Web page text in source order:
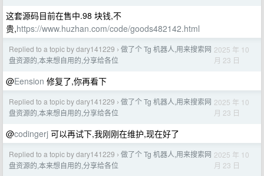
这套源码目前在售中.98 块钱,不
贵,https://www.huzhan.com/code/goods482142.html
Replied to a topic by dary141229 › 做了个 Tg 机器人,用来搜索网
盘资源的,本来想自用的,分享给各位
2025 年 10
月 23 日
@Eension 修复了,你再看下
Replied to a topic by dary141229 › 做了个 Tg 机器人,用来搜索网
盘资源的,本来想自用的,分享给各位
2025 年 10
月 23 日
@codingerj 可以再试下,我刚刚在维护,现在好了
Replied to a topic by dary141229 › 做了个 Tg 机器人,用来搜索网
盘资源的,本来想自用的,分享给各位
2025 年 10
月 23 日